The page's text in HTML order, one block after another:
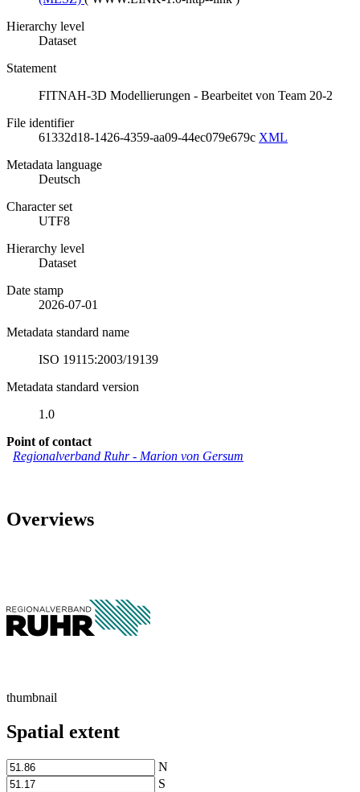
Hierarchy level
Dataset
Statement
FITNAH-3D Modellierungen - Bearbeitet von Team 20-2
File identifier
61332d18-1426-4359-aa09-44ec079e679c XML
Metadata language
Deutsch
Character set
UTF8
Hierarchy level
Dataset
Date stamp
2026-07-01
Metadata standard name
ISO 19115:2003/19139
Metadata standard version
1.0
Point of contact
Regionalverband Ruhr- Marion von Gersum
Overviews
thumbnail
Spatial extent
N
S